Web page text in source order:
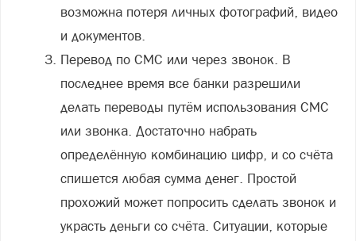
возможна потеря личных фотографий, видео
и документов.
Перевод по СМС или через звонок. В
последнее время все банки разрешили
делать переводы путём использования СМС
или звонка. Достаточно набрать
определённую комбинацию цифр, и со счёта
спишется любая сумма денег. Простой
прохожий может попросить сделать звонок и
украсть деньги со счёта. Ситуации, которые